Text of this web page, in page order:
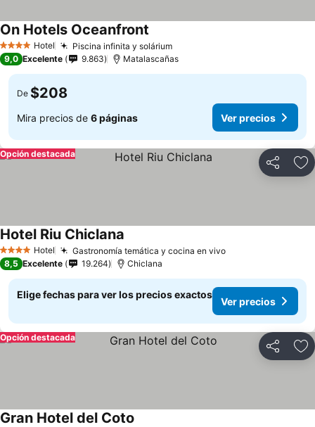
4 EstrellasHotel Piscina infinita y soláriumVer precios
On Hotels Oceanfront
9,0 Excelente 9.863 Matalascañas
De $208
Mira precios de 6 páginas Ver precios
Compartir
Opción destacada
4 EstrellasHotel Gastronomía temática y cocina en vivoVer precios
Hotel Riu Chiclana
8,5 Excelente 19.264 Chiclana
Elige fechas para ver los precios exactos
Ver precios
Compartir
Opción destacada
Gran Hotel del Coto